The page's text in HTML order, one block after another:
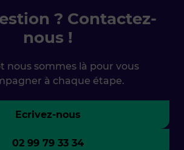
? Contactez-
nous !
nous sommes là pour vous
à chaque étape.
Ecrivez-nous
02 99 79 33 34